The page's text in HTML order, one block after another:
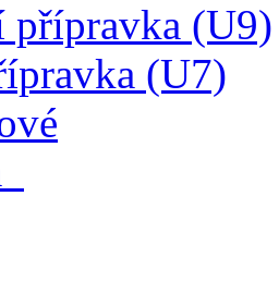
přípravka (U9)
(U7)